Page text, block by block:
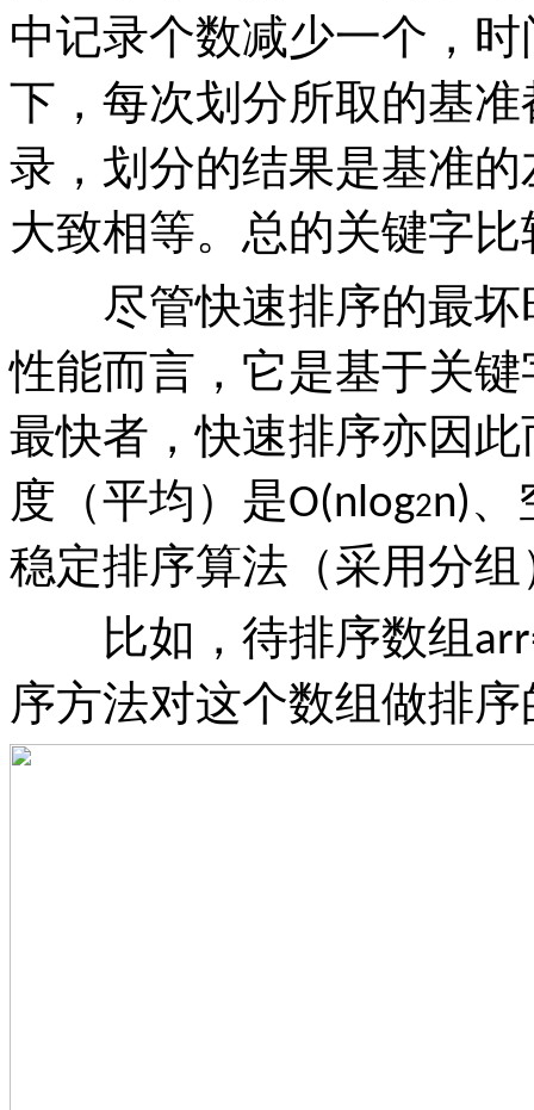
中记录个数减少一个，
下，每次划分所取的基
录，划分的结果是基准
大致相等。总的关键字
尽管快速排序的最坏
性能而言，它是基于关
最快者，快速排序亦因
度（平均）是O(nlog2n)、
稳定排序算法（采用分组
比如，待排序数组
序方法对这个数组做排